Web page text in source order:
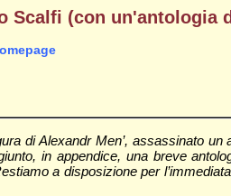
Scalfi (con un'antologia
di Alexandr Men’, assassinato
in appendice, una breve
a disposizione per